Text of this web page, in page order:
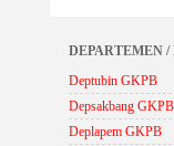
DEPARTEMEN
Deptubin GKPB
Depsakbang GKPB
Deplapem GKPB